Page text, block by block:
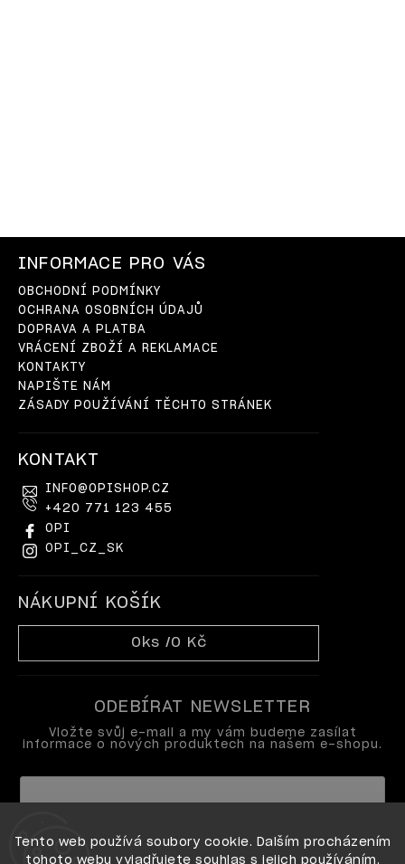
Tento web používá soubory cookie. Dalším procházením
tohoto webu vyjadřujete souhlas s jejich používáním.
INFORMACE PRO VÁS
OBCHODNÍ PODMÍNKY
OCHRANA OSOBNÍCH ÚDAJŮ
DOPRAVA A PLATBA
VRÁCENÍ ZBOŽÍ A REKLAMACE
KONTAKTY
NAPIŠTE NÁM
ZÁSADY POUŽÍVÁNÍ TĚCHTO STRÁNEK
KONTAKT
INFO@OPISHOP.CZ
+420 771 123 455
OPI
OPI_CZ_SK
NÁKUPNÍ KOŠÍK
0 ks /0 Kč
ODEBÍRAT NEWSLETTER
Vložte svůj e-mail a my vám budeme zasílat
informace o nových produktech na našem e-shopu.
podmínkami ochrany osobních údajů